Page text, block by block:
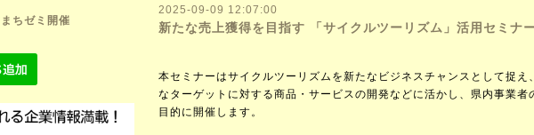
2025-09-09 12:07:00
新たな売上獲得を目指す 「サイクルツーリズム」活用セミナ
本セミナーはサイクルツーリズムを新たなビジネスチャンスとして捉
なターゲットに対する商品・サービスの開発などに活かし、県内事業
目的に開催します。
ちゼミ開催